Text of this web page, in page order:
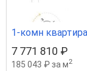
1-комн
7 771 810 ₽
185 043 ₽ за м2